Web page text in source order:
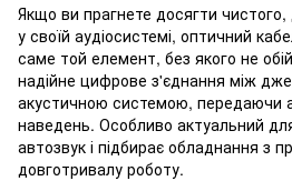
Якщо ви прагнете досягти чистого,
у своїй аудіосистемі, оптичний
саме той елемент, без якого не
надійне цифрове з'єднання між
акустичною системою, передаючи
наведень. Особливо актуальний
автозвук і підбирає обладнання з
довготривалу роботу.